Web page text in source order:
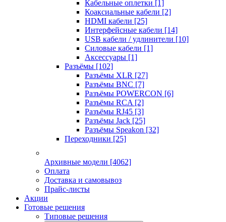
Кабельные оплетки [1]
Коаксиальные кабели [2]
HDMI кабели [25]
Интерфейсные кабели [14]
USB кабели / удлинители [10]
Силовые кабели [1]
Аксессуары [1]
Разъёмы [102]
Разъёмы XLR [27]
Разъёмы BNC [7]
Разъёмы POWERCON [6]
Разъёмы RCA [2]
Разъёмы RJ45 [3]
Разъёмы Jack [25]
Разъёмы Speakon [32]
Переходники [25]
Архивные модели [4062]
Оплата
Доставка и самовывоз
Прайс-листы
Акции
Готовые решения
Типовые решения